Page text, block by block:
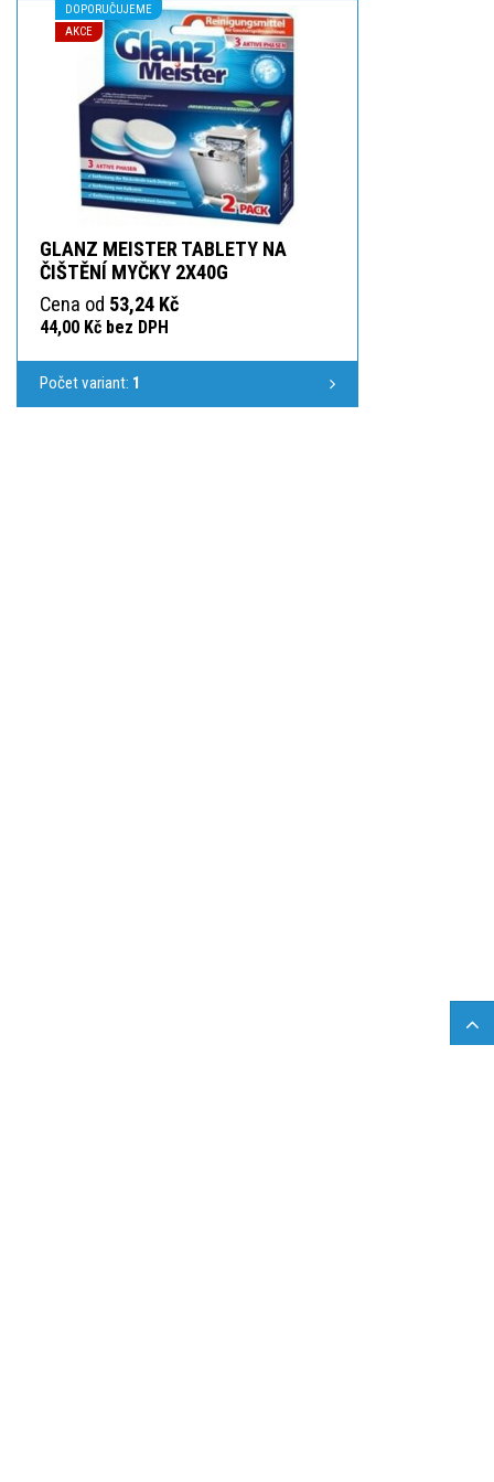
DOPORUČUJEME
AKCE
GLANZ MEISTER TABLETY NA
ČIŠTĚNÍ MYČKY 2X40G
Cena od 53,24 Kč
44,00 Kč bez DPH
Počet variant: 1